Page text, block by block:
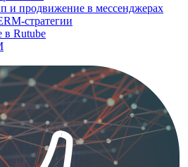
и продвижение в мессенджерах
стратегии
Rutube